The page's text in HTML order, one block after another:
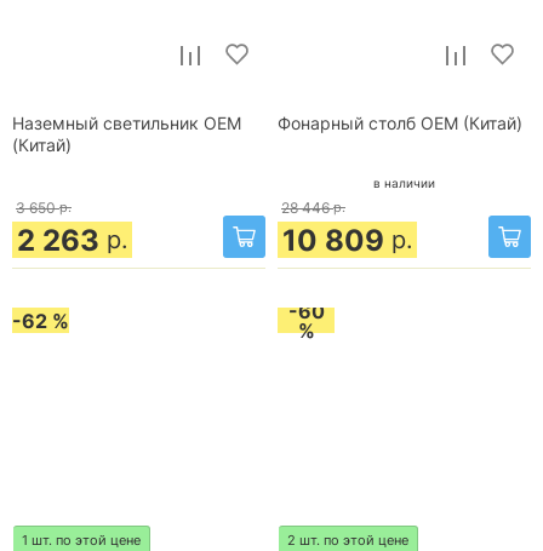
Наземный светильник OEM
(Китай)
3 650 р.
2 263 р.
Фонарный столб OEM (Китай)
в наличии
28 446 р.
10 809 р.
-62 %
1 шт. по этой цене
-60
%
2 шт. по этой цене